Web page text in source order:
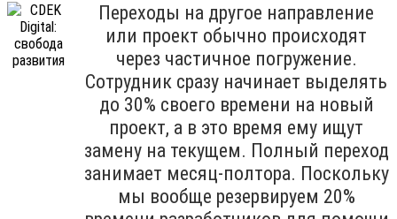
Переходы на другое направление
или проект обычно происходят
через частичное погружение.
Сотрудник сразу начинает выделять
до 30% своего времени на новый
проект, а в это время ему ищут
замену на текущем. Полный переход
занимает месяц-полтора. Поскольку
мы вообще резервируем 20%